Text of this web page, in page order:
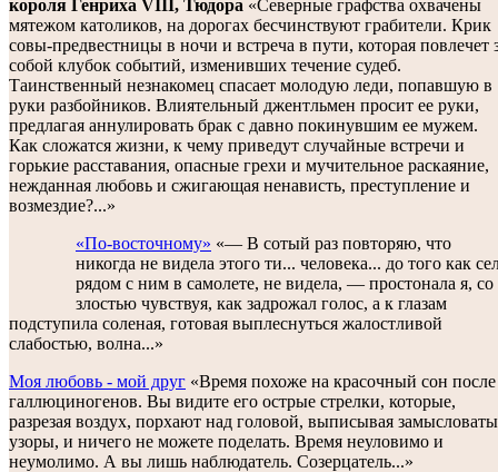
короля Генриха VIII, Тюдора «Северные графства охвачены
мятежом католиков, на дорогах бесчинствуют грабители. Крик
совы-предвестницы в ночи и встреча в пути, которая повлечет
собой клубок событий, изменивших течение судеб.
Таинственный незнакомец спасает молодую леди, попавшую в
руки разбойников. Влиятельный джентльмен просит ее руки,
предлагая аннулировать брак с давно покинувшим ее мужем.
Как сложатся жизни, к чему приведут случайные встречи и
горькие расставания, опасные грехи и мучительное раскаяние,
нежданная любовь и сжигающая ненависть, преступление и
возмездие?...»
«По-восточному» «— В сотый раз повторяю, что
никогда не видела этого ти... человека... до того как
рядом с ним в самолете, не видела, — простонала я, со
злостью чувствуя, как задрожал голос, а к глазам
подступила соленая, готовая выплеснуться жалостливой
слабостью, волна...»
Моя любовь - мой друг «Время похоже на красочный сон после
галлюциногенов. Вы видите его острые стрелки, которые,
разрезая воздух, порхают над головой, выписывая
узоры, и ничего не можете поделать. Время неуловимо и
неумолимо. А вы лишь наблюдатель. Созерцатель...»